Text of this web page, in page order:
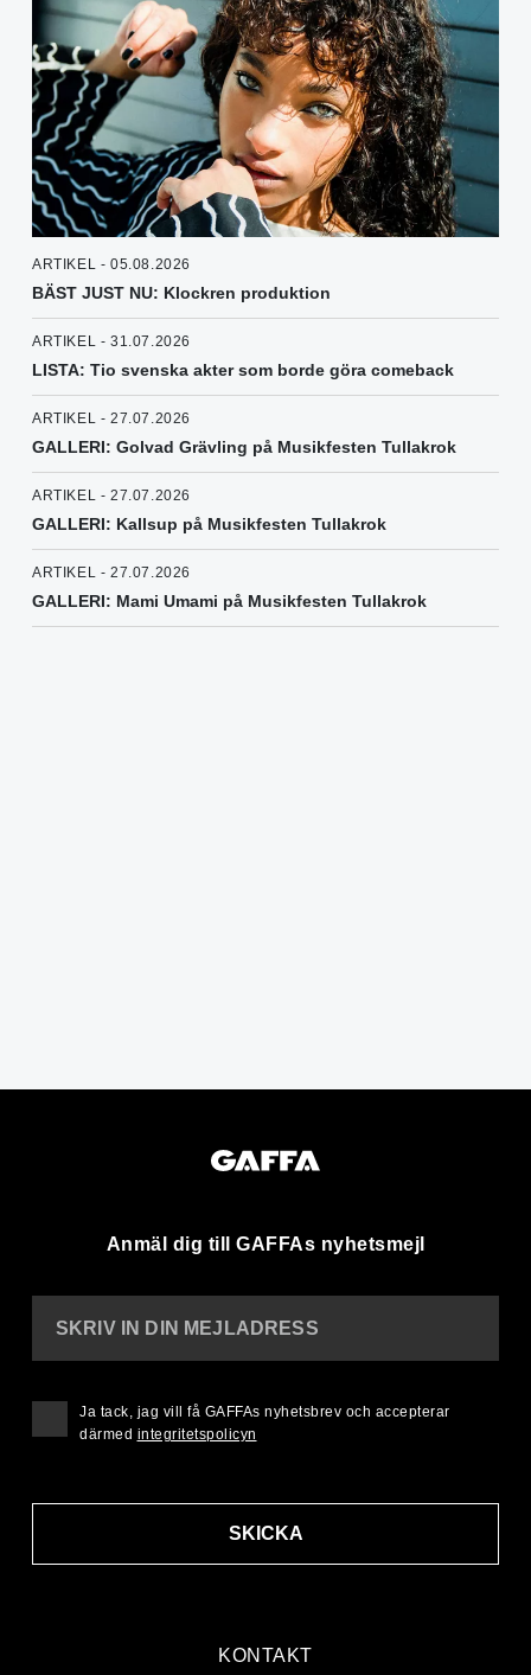
ARTIKEL - 05.08.2026
BÄST JUST NU: Klockren produktion
ARTIKEL - 31.07.2026
LISTA: Tio svenska akter som borde göra comeback
ARTIKEL - 27.07.2026
GALLERI: Golvad Grävling på Musikfesten Tullakrok
ARTIKEL - 27.07.2026
GALLERI: Kallsup på Musikfesten Tullakrok
ARTIKEL - 27.07.2026
GALLERI: Mami Umami på Musikfesten Tullakrok
Anmäl dig till GAFFAs nyhetsmejl
KONTAKT
SKRIV IN DIN MEJLADRESS
SKICKA
Ja tack, jag vill få GAFFAs nyhetsbrev och accepterar
därmed integritetspolicyn